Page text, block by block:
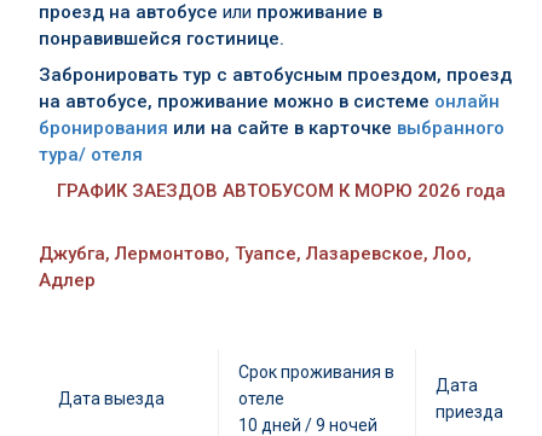
проезд на автобусе или проживание в
понравившейся гостинице.
Забронировать тур с автобусным проездом, проезд
на автобусе, проживание можно в системе онлайн
бронирования или на сайте в карточке выбранного
тура/ отеля
ГРАФИК ЗАЕЗДОВ АВТОБУСОМ К МОРЮ 2026 года
Джубга, Лермонтово, Туапсе, Лазаревское, Лоо,
Адлер
Дата выезда
Срок проживания в
отеле
10 дней / 9 ночей
Дата
приезда